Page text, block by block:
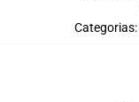
Categorias: